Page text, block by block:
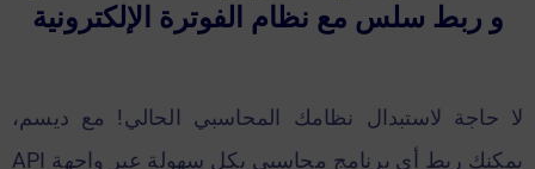
و ربط سلس مع نظام الفوترة الإلكترونية
لا حاجة لاستبدال نظامك المحاسبي الحالي! مع ديسم،
يمكنك ربط أي برنامج محاسبي بكل سهولة عبر واجهة API